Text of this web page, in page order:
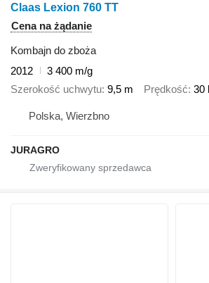
Claas Lexion 760 TT
Cena na żądanie
Kombajn do zboża
2012
3 400 m/g
Szerokość uchwytu 9,5 m Prędkość 30
Polska, Wierzbno
JURAGRO